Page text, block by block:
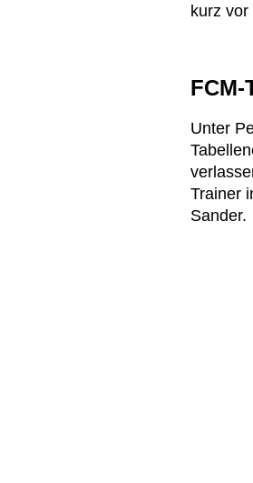
kurz
Unter
Trainer
Sander.